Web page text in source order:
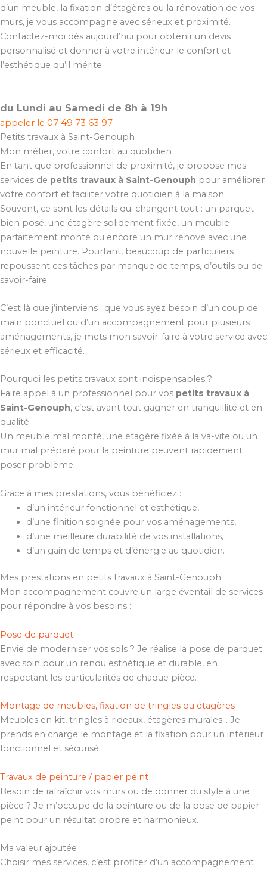
d’un meuble, la fixation d’étagères ou la rénovation de vos
murs, je vous accompagne avec sérieux et proximité.
Contactez-moi dès aujourd’hui pour obtenir un devis
personnalisé et donner à votre intérieur le confort et
l’esthétique qu’il mérite.
du Lundi au Samedi de 8h à 19h
appeler le 07 49 73 63 97
Petits travaux à Saint-Genouph
Mon métier, votre confort au quotidien
En tant que professionnel de proximité, je propose mes
services de petits travaux à Saint-Genouph pour améliorer
votre confort et faciliter votre quotidien à la maison.
Souvent, ce sont les détails qui changent tout : un parquet
bien posé, une étagère solidement fixée, un meuble
parfaitement monté ou encore un mur rénové avec une
nouvelle peinture. Pourtant, beaucoup de particuliers
repoussent ces tâches par manque de temps, d’outils ou de
savoir-faire.
C’est là que j’interviens : que vous ayez besoin d’un coup de
main ponctuel ou d’un accompagnement pour plusieurs
aménagements, je mets mon savoir-faire à votre service avec
sérieux et efficacité.
Pourquoi les petits travaux sont indispensables ?
Faire appel à un professionnel pour vos petits travaux à
Saint-Genouph, c’est avant tout gagner en tranquillité et en
qualité.
Un meuble mal monté, une étagère fixée à la va-vite ou un
mur mal préparé pour la peinture peuvent rapidement
poser problème.
Grâce à mes prestations, vous bénéficiez :
d’un intérieur fonctionnel et esthétique,
d’une finition soignée pour vos aménagements,
d’une meilleure durabilité de vos installations,
d’un gain de temps et d’énergie au quotidien.
Mes prestations en petits travaux à Saint-Genouph
Mon accompagnement couvre un large éventail de services
pour répondre à vos besoins :
Pose de parquet
Envie de moderniser vos sols ? Je réalise la pose de parquet
avec soin pour un rendu esthétique et durable, en
respectant les particularités de chaque pièce.
Montage de meubles, fixation de tringles ou étagères
Meubles en kit, tringles à rideaux, étagères murales… Je
prends en charge le montage et la fixation pour un intérieur
fonctionnel et sécurisé.
Travaux de peinture / papier peint
Besoin de rafraîchir vos murs ou de donner du style à une
pièce ? Je m’occupe de la peinture ou de la pose de papier
peint pour un résultat propre et harmonieux.
Ma valeur ajoutée
Choisir mes services, c’est profiter d’un accompagnement